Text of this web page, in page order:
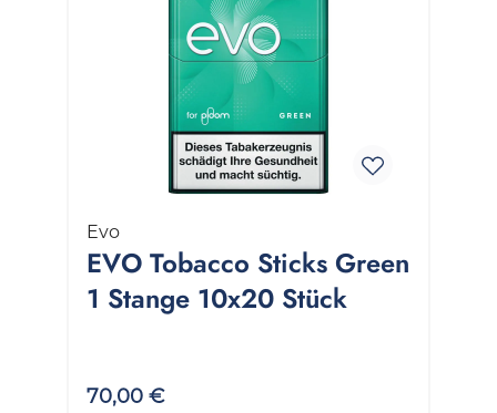
Evo
EVO Tobacco Sticks Green
1 Stange 10x20 Stück
70,00 €